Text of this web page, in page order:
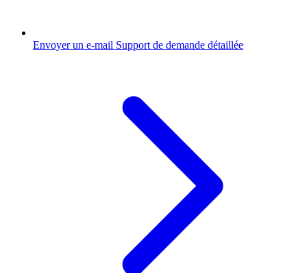
Envoyer un e-mail Support de demande détaillée